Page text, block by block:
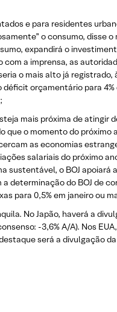
e para residentes
o consumo,
expandirá o
a imprensa, as
o mais alto já
orçamentário para
mais próxima de
que o momento do
as economias
salariais do próximo
sustentável, o BOJ
determinação do BOJ de
para 0,5% em janeiro ou
No Japão, haverá a
-3,6% A/A). Nos
será a divulgação